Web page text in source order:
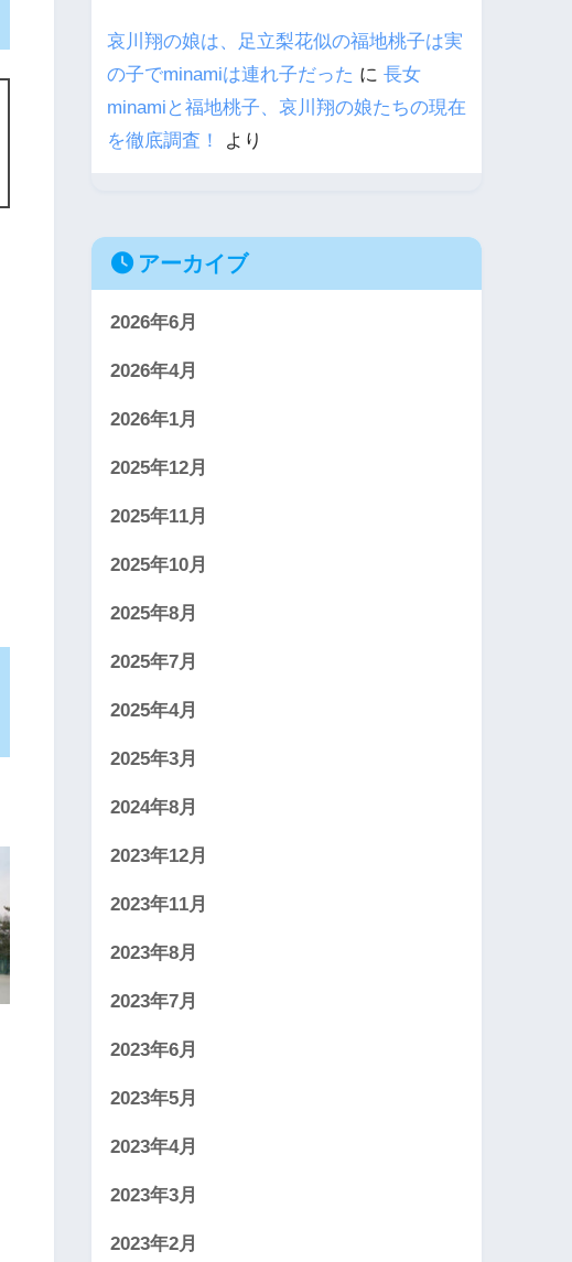
哀川翔の娘は、足立梨花似の福地桃子は実
の子でminamiは連れ子だった に 長女
minamiと福地桃子、哀川翔の娘たちの現在
を徹底調査！
より
アーカイブ
2026年6月
2026年4月
2026年1月
2025年12月
2025年11月
2025年10月
2025年8月
2025年7月
2025年4月
2025年3月
2024年8月
2023年12月
2023年11月
2023年8月
2023年7月
2023年6月
2023年5月
2023年4月
2023年3月
2023年2月